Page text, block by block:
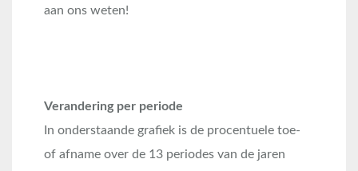
aan ons weten!
Verandering per periode
In onderstaande grafiek is de procentuele toe-
of afname over de 13 periodes van de jaren